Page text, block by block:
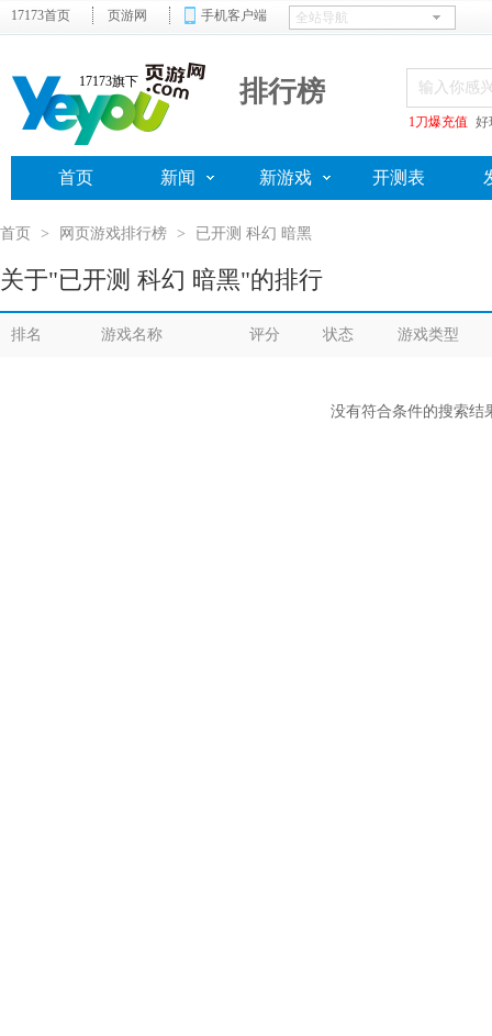
17173首页 页游网 手机客户端
17173旗下 排行榜
1刀爆充值 好
首页 新闻 新游戏 开测表
首页 > 网页游戏排行榜 > 已开测 科幻 暗黑
关于"已开测 科幻 暗黑"的排行
排名 游戏名称 评分 状态 游戏类型
没有符合条件的搜索结